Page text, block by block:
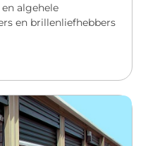
algehele
en brillenliefhebbers